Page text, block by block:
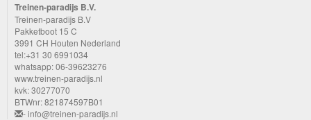
Treinen-paradijs B.V.
Treinen-paradijs B.V
Pakketboot 15 C
3991 CH Houten Nederland
tel:+31 30 6991034
whatsapp: 06-39623276
www.treinen-paradijs.nl
kvk: 30277070
BTWnr: 821874597B01
- info@treinen-paradijs.nl